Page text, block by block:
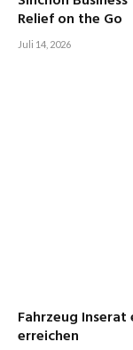
Relief on the Go
Juli 14, 2026
Fahrzeug
erreichen